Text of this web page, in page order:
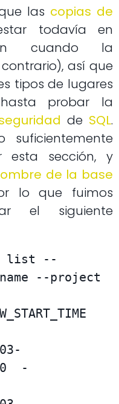
las copias de
todavía en
cuando la
así que
tipos de lugares
probar la
de SQL.
suficientemente
esta sección, y
de la base
lo que fuimos
el siguiente
list --
--project
-